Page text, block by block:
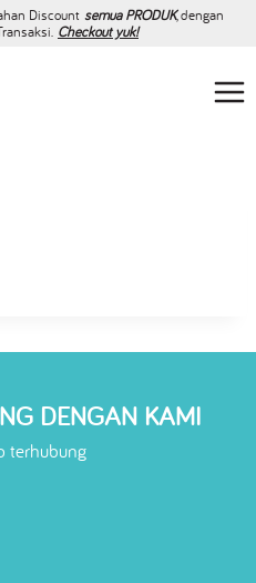
Discount semua PRODUK, dengan
Checkout yuk!
DENGAN KAMI
terhubung